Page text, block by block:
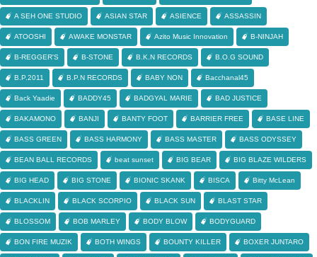
A SEH ONE STUDIO ASIAN STAR ASIENCE ASSASSIN
ATOOSHI AWAKE MONSTAR Azito Music Innovation B-NINJAH
B-REGGER'S B-STONE B.K.N RECORDS B.O.G SOUND
B.P.2011 B.P.N RECORDS BABY NON Bacchanal45
Back Yaadie BADDY45 BADGYAL MARIE BAD JUSTICE
BAKAMONO BANJI BANTY FOOT BARRIER FREE BASE LINE
BASS GREEN BASS HARMONY BASS MASTER BASS ODYSSEY
BEAN BALL RECORDS beat sunset BIG BEAR BIG BLAZE WILDERS
BIG HEAD BIG STONE BIONIC SKANK BISCA Bitty McLean
BLACKLIN BLACK SCORPIO BLACK SUN BLAST STAR
BLOSSOM BOB MARLEY BODY BLOW BODYGUARD
BON FIRE MUZIK BOTH WINGS BOUNTY KILLER BOXER JUNTARO